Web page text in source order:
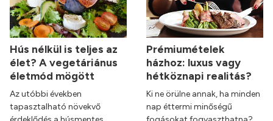
Hús nélkül is teljes az
élet? A vegetáriánus
életmód mögött
Az utóbbi években
tapasztalható növekvő
Prémiumételek
házhoz: luxus vagy
hétköznapi realitás?
Ki ne örülne annak, ha minden
nap éttermi minőségű